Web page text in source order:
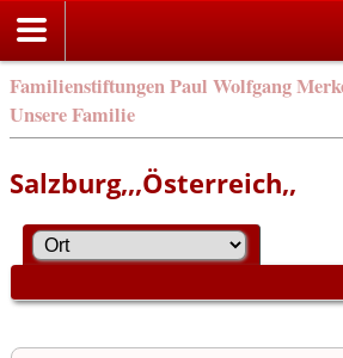
Familienstiftungen Paul Wolfgang
Unsere Familie
Salzburg,,,Österreich,,